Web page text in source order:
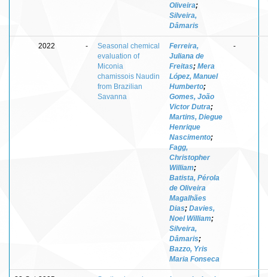
Oliveira;
Silveira,
Dâmaris
2022 -
Seasonal chemical
evaluation of
Miconia
chamissois Naudin
from Brazilian
Savanna
Ferreira,
Juliana de
Freitas; Mera
López, Manuel
Humberto;
Gomes, João
Victor Dutra;
Martins, Diegue
Henrique
Nascimento;
Fagg,
Christopher
William;
Batista, Pérola
de Oliveira
Magalhães
Dias; Davies,
Noel William;
Silveira,
Dâmaris;
Bazzo, Yris
Maria Fonseca
-